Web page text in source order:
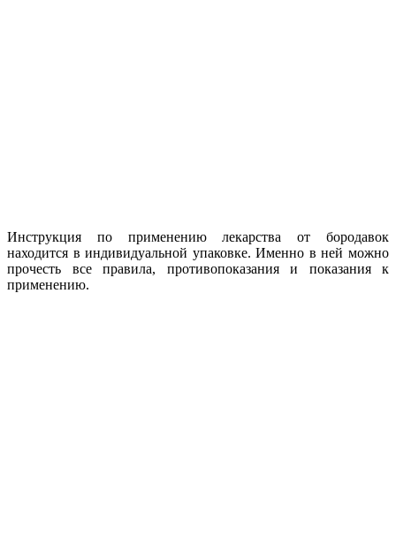
Инструкция по применению лекарства от бородавок
находится в индивидуальной упаковке. Именно в ней можно
прочесть все правила, противопоказания и показания к
применению.